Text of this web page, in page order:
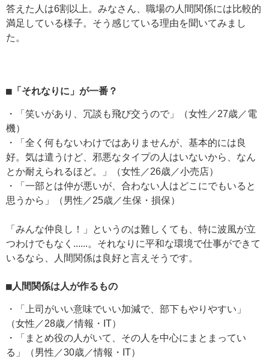
答えた人は6割以上。みなさん、職場の人間関係には比較的
満足している様子。そう感じている理由を聞いてみまし
た。
■「それなりに」が一番？
・「笑いがあり、冗談も飛び交うので」（女性／27歳／電
機）
・「全く何もないわけではありませんが、基本的には良
好。気は遣うけど、邪悪なタイプの人はいないから、なん
とか耐えられるほど。」（女性／26歳／小売店）
・「一部とは仲が悪いが、合わない人はどこにでもいると
思うから」（男性／25歳／生保・損保）
「みんな仲良し！」というのは難しくても、特に波風が立
つわけでもなく......。それなりに平和な環境で仕事ができて
いるなら、人間関係は良好と言えそうです。
■人間関係は人が作るもの
・「上司がいい意味でいい加減で、部下もやりやすい」
（女性／28歳／情報・IT）
・「まとめ役の人がいて、その人を中心にまとまってい
る」（男性／30歳／情報・IT）